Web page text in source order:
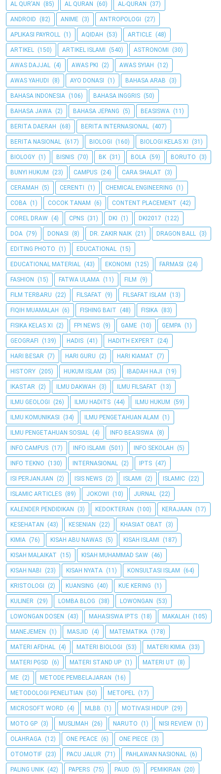
AL QUR'AN (85) AL QURAN (60) AL-QURAN (37)
ANDROID (82) ANIME (3) ANTROPOLOGI (27)
APLIKASI PAYROLL (1) AQIDAH (53) ARTICLE (48)
ARTIKEL (150) ARTIKEL ISLAMI (540) ASTRONOMI (30)
AWAS DAJJAL (4) AWAS PKI (2) AWAS SYIAH (12)
AWAS YAHUDI (8) AYO DONASI (1) BAHASA ARAB (3)
BAHASA INDONESIA (106) BAHASA INGGRIS (50)
BAHASA JAWA (2) BAHASA JEPANG (5) BEASISWA (11)
BERITA DAERAH (68) BERITA INTERNASIONAL (407)
BERITA NASIONAL (617) BIOLOGI (160) BIOLOGI KELAS XI (31)
BIOLOGY (1) BISNIS (70) BK (31) BOLA (59) BORUTO (3)
BUNYI HUKUM (23) CAMPUS (24) CARA SHALAT (3)
CERAMAH (5) CERENTI (1) CHEMICAL ENGINEERING (1)
COBA (1) COCOK TANAM (6) CONTENT PLACEMENT (42)
COREL DRAW (4) CPNS (31) DKI (1) DKI2017 (122)
DOA (79) DONASI (8) DR. ZAKIR NAIK (21) DRAGON BALL (3)
EDITING PHOTO (1) EDUCATIONAL (15)
EDUCATIONAL MATERIAL (43) EKONOMI (125) FARMASI (24)
FASHION (15) FATWA ULAMA (11) FILM (9)
FILM TERBARU (22) FILSAFAT (9) FILSAFAT ISLAM (13)
FIQIH MUAMALAH (6) FISHING BAIT (48) FISIKA (83)
FISIKA KELAS XI (2) FPI NEWS (9) GAME (10) GEMPA (1)
GEOGRAFI (139) HADIS (41) HADITH EXPERT (24)
HARI BESAR (7) HARI GURU (2) HARI KIAMAT (7)
HISTORY (205) HUKUM ISLAM (35) IBADAH HAJI (19)
IKASTAR (2) ILMU DAKWAH (3) ILMU FILSAFAT (13)
ILMU GEOLOGI (26) ILMU HADITS (44) ILMU HUKUM (59)
ILMU KOMUNIKASI (34) ILMU PENGETAHUAN ALAM (1)
ILMU PENGETAHUAN SOSIAL (4) INFO BEASISWA (8)
INFO CAMPUS (17) INFO ISLAMI (501) INFO SEKOLAH (5)
INFO TEKNO (130) INTERNASIONAL (2) IPTS (47)
ISI PERJANJIAN (2) ISIS NEWS (2) ISLAMI (2) ISLAMIC (22)
ISLAMIC ARTICLES (89) JOKOWI (10) JURNAL (22)
KALENDER PENDIDIKAN (3) KEDOKTERAN (100) KERAJAAN (17)
KESEHATAN (43) KESENIAN (22) KHASIAT OBAT (3)
KIMIA (76) KISAH ABU NAWAS (5) KISAH ISLAMI (187)
KISAH MALAIKAT (15) KISAH MUHAMMAD SAW (46)
KISAH NABI (23) KISAH NYATA (11) KONSULTASI ISLAM (64)
KRISTOLOGI (2) KUANSING (40) KUE KERING (1)
KULINER (29) LOMBA BLOG (38) LOWONGAN (53)
LOWONGAN DOSEN (43) MAHASISWA IPTS (18) MAKALAH (105)
MANEJEMEN (1) MASJID (4) MATEMATIKA (178)
MATERI AFDHAL (4) MATERI BIOLOGI (53) MATERI KIMIA (33)
MATERI PGSD (6) MATERI STAND UP (1) MATERI UT (8)
ME (2) METODE PEMBELAJARAN (16)
METODOLOGI PENELITIAN (50) METOPEL (17)
MICROSOFT WORD (4) MLBB (1) MOTIVASI HIDUP (29)
MOTO GP (3) MUSLIMAH (26) NARUTO (1) NISI REVIEW (1)
OLAHRAGA (12) ONE PEACE (6) ONE PIECE (3)
OTOMOTIF (23) PACU JALUR (71) PAHLAWAN NASIONAL (6)
PALING UNIK (42) PAPERS (75) PAUD (5) PEMIKIRAN (20)